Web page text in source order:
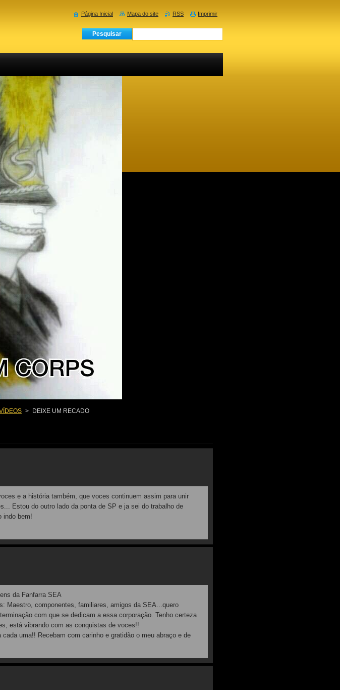
> DEIXE UM RECADO
e a história também, que voces continuem assim para unir
Estou do outro lado da ponta de SP e ja sei do trabalho de
indo bem!
da Fanfarra SEA
Maestro, componentes, familiares, amigos da SEA...quero
com que se dedicam a essa corporação. Tenho certeza
está vibrando com as conquistas de voces!!
cada uma!! Recebam com carinho e gratidão o meu abraço e de
Página Inicial Mapa do site RSS Imprimir